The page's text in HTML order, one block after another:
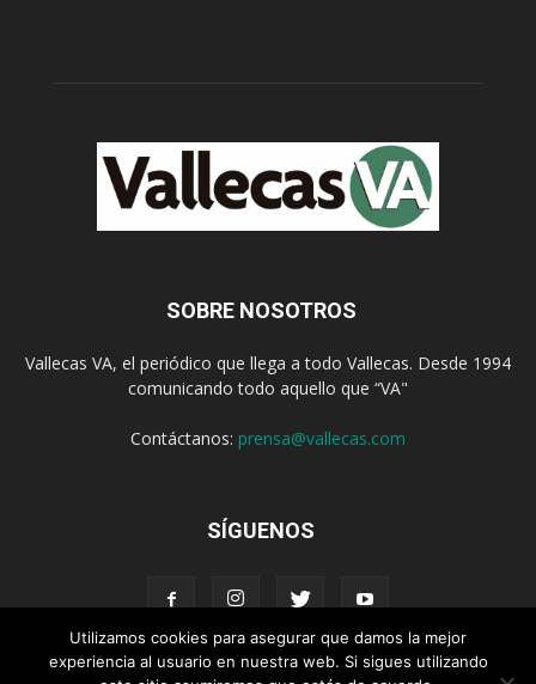
SOBRE NOSOTROS
Vallecas VA, el periódico que llega a todo Vallecas. Desde 1994
comunicando todo aquello que “VA"
Contáctanos: prensa@vallecas.com
SÍGUENOS
Utilizamos cookies para asegurar que damos la mejor
experiencia al usuario en nuestra web. Si sigues utilizando